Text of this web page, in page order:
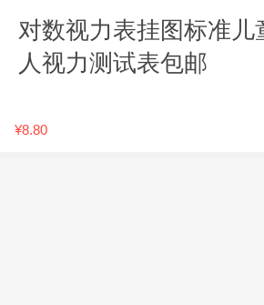
对数视力表挂图标准
人视力测试表包邮
¥8.80